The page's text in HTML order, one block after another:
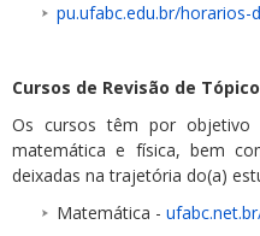
pu.ufabc.edu.br/horarios-
Cursos de Revisão de
Os cursos têm por objetivo
matemática e física, bem
deixadas na trajetória do(a)
Matemática -